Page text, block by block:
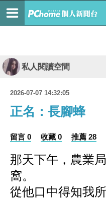
私人閱讀空間
2026-07-07 14:32:05
正名：長腳蜂
留言 0 收藏 0 推薦 28
那天下午，農業
窩。
從他口中得知我